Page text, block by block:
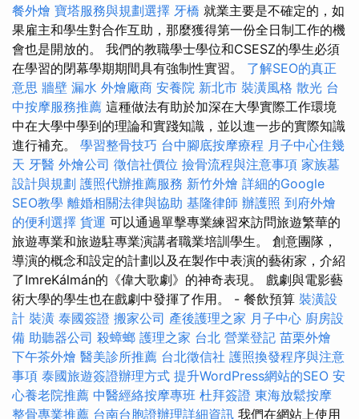
餐外燴 寶塔服務與規劃選擇 牙橋 就業主要是不確定的，如
果雇主和學生對合作互助，那麼獲得第一份全日制工作的機
會也是開放的。 我們的教職學士學位和CSESZ的學生必須
在學習的閉幕學期期間具有強制性實習。 了解SEO的真正
意思 牆壁 漏水 外燴廠商 安養院 新北市 裝潢風格 散光 台
中按摩服務推薦 這種做法有助於加深在大學實際工作環境
中在大學中學到的理論和實踐知識，並以進一步的實際知識
進行補充。 學習整骨技巧 台中腳底按摩療程 月子中心住幾
天 牙醫 外燴公司 徵信社價位 撿骨流程與注意事項 家族墓
設計與規劃 護照代辦推薦服務 新竹外燴 詳細的Google
SEO教學 離婚相關法律與協助 基隆律師 辦護照 到府外燴
的便利選擇 貨運 可以通過單擊專業練習來訪問旅遊繁華的
旅遊專業和旅遊駐專業演講者職業培訓學生。 創意團隊，
導演的概念和設定的計劃以及在製作中表演的藝術家，介紹
了ImreKálmán的《偉大歌劇》的神奇表現。 戲劇與電影藝
術大學的學生也在戲劇中發揮了作用。 - 餐飲預算 裝潢設
計 裝潢 泰國簽證 搬家公司 產後護理之家 月子中心 廚房設
備 助聽器公司 殺蟑螂 護理之家 台北 營業登記 苗栗外燴
下午茶外燴 醫美診所推薦 台北徵信社 護照換發程序與注意
事項 泰國旅遊簽證辦理方式 提升WordPress網站的SEO 安
心養老院推薦 中醫經絡按摩專班 杜拜簽證 東海放鬆按摩
整骨專業推薦 台南台胞證辦理詳細資訊 我們在網站上使用